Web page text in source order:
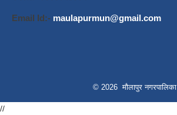
Email Id:- maulapurmun@gmail.com
© 2026 मौलापुर नगरपालिका
//